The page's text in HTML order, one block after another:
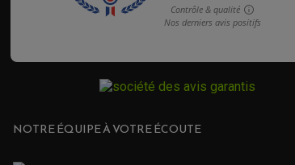
NOTRE ÉQUIPE À VOTRE ÉCOUTE